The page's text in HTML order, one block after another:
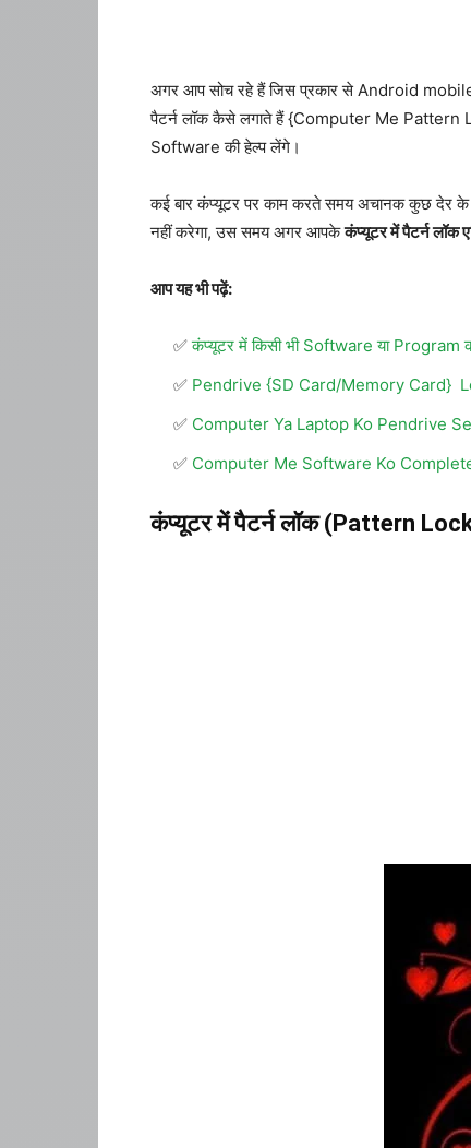
अगर आप सोच रहे हैं जिस प्रकार से Android mobile
पैटर्न लॉक कैसे लगाते हैं {Computer Me
Software की हेल्प लेंगे।
कई बार कंप्यूटर पर काम करते समय अचानक कुछ देर के
नहीं करेगा, उस समय अगर आपकेकंप्यूटर में पैटर्न लॉक
आप यह भी पढ़ें:
कंप्यूटर में किसी भी Software या Program
Pendrive {SD Card/Memory Card}
Computer Ya Laptop Ko Pendrive
Computer Me Software Ko
कंप्यूटर में पैटर्न लॉक (Pattern